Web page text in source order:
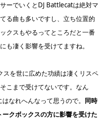
ーでいくとDJ Battlecatは絶対マ
る曲も多いですし、立ち位置的
クスもやるってところだと一番
凄く影響を受けてますね。
を世に広めた功績は凄くリスペ
こまで受けてないです。なん
なれへんなって思うので。 同時
クボックスの方に影響を受けた